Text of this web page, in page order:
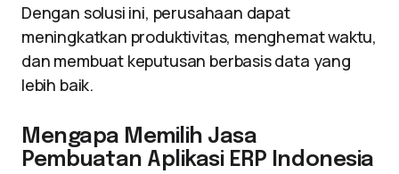
Dengan solusi ini, perusahaan dapat
meningkatkan produktivitas, menghemat waktu,
dan membuat keputusan berbasis data yang
lebih baik.
Mengapa Memilih Jasa
Pembuatan Aplikasi ERP Indonesia